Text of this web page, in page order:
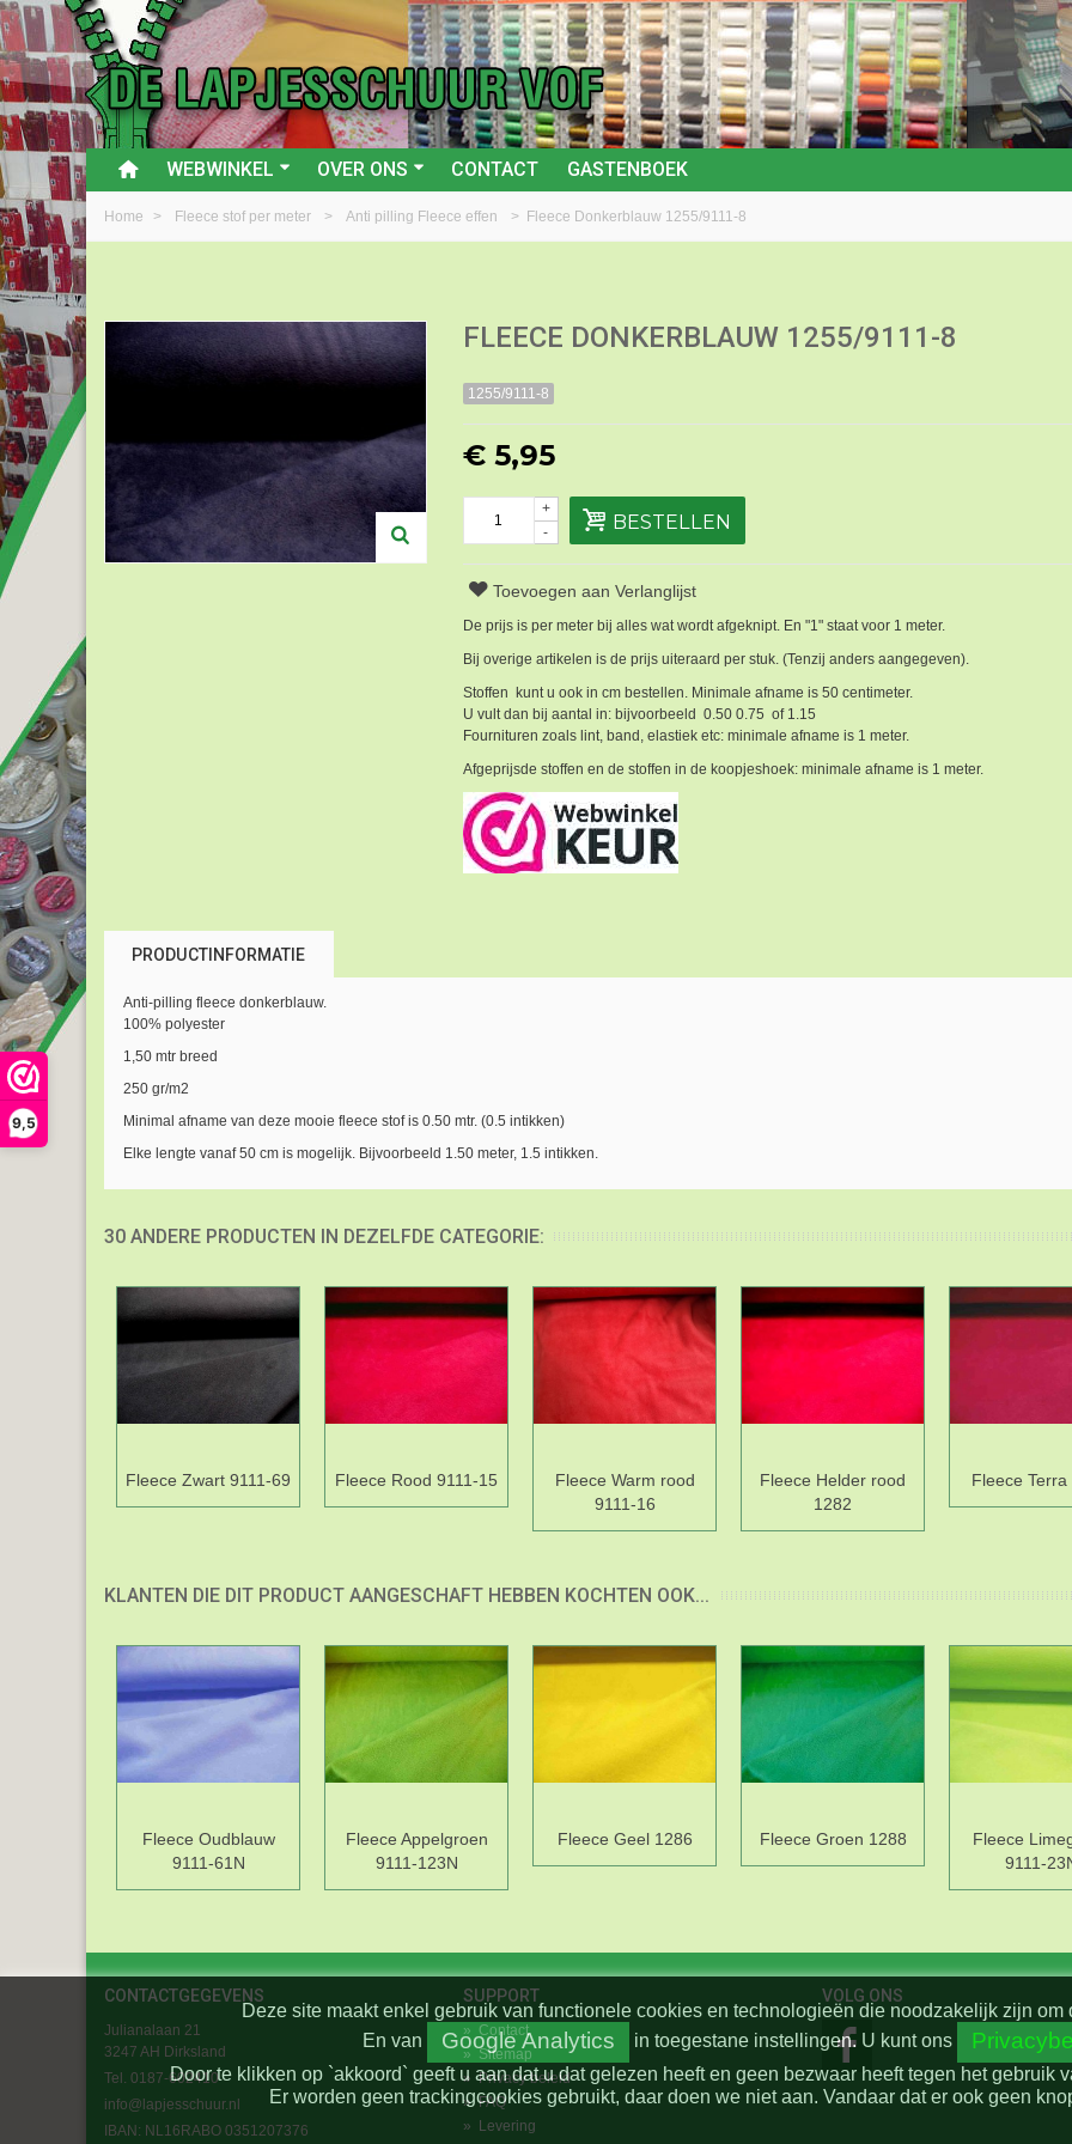
9,5
WEBWINKEL OVER ONS CONTACT GASTENBOEK
Home > Fleece stof per meter > Anti pilling Fleece effen > Fleece Donkerblauw 1255/9111-8
FLEECE DONKERBLAUW 1255/9111-8
1255/9111-8
€ 5,95
-
+
BESTELLEN
Toevoegen aan Verlanglijst
De prijs is per meter bij alles wat wordt afgeknipt. En "1" staat voor 1 meter.
Bij overige artikelen is de prijs uiteraard per stuk. (Tenzij anders aangegeven).
Stoffen kunt u ook in cm bestellen. Minimale afname is 50 centimeter.
U vult dan bij aantal in: bijvoorbeeld 0.50 0.75 of 1.15
Fournituren zoals lint, band, elastiek etc: minimale afname is 1 meter.
Afgeprijsde stoffen en de stoffen in de koopjeshoek: minimale afname is 1 meter.
PRODUCTINFORMATIE
Anti-pilling fleece donkerblauw.
100% polyester
1,50 mtr breed
250 gr/m2
Minimal afname van deze mooie fleece stof is 0.50 mtr. (0.5 intikken)
Elke lengte vanaf 50 cm is mogelijk. Bijvoorbeeld 1.50 meter, 1.5 intikken.
30 ANDERE PRODUCTEN IN DEZELFDE CATEGORIE:
Fleece Zwart 9111-69 Fleece Rood 9111-15
Fleece Warm rood
9111-16
Fleece Helder rood
1282
Fleece Terra
KLANTEN DIE DIT PRODUCT AANGESCHAFT HEBBEN KOCHTEN OOK...
Fleece Oudblauw
9111-61N
Fleece Appelgroen
9111-123N
Fleece Geel 1286 Fleece Groen 1288
Fleece
9111-
CONTACTGEGEVENS
Julianalaan 21
3247 AH Dirksland
Tel. 0187-602410
info@lapjesschuur.nl
IBAN: NL16RABO 0351207376
SUPPORT
» Contact
» Sitemap
»Privacy beleid
»FAQ
»
Levering
VOLG ONS
Deze site maakt enkel gebruik van functionele cookies en technologieën die noodzakelijk zijn
En van Google Analytics in toegestane instellingen. U kunt ons
Door te klikken op `akkoord` geeft u aan dat u dat gelezen heeft en geen bezwaar heeft tegen het gebruik
Er worden geen trackingcookies gebruikt, daar doen we niet aan. Vandaar dat er ook geen